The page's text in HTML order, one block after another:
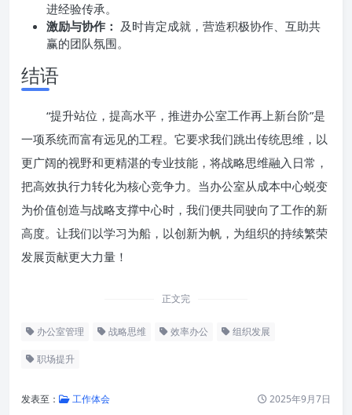
进经验传承。
激励与协作： 及时肯定成就，营造积极协作、互助共
赢的团队氛围。
结语
“提升站位，提高水平，推进办公室工作再上新台阶”是
一项系统而富有远见的工程。它要求我们跳出传统思维，以
更广阔的视野和更精湛的专业技能，将战略思维融入日常，
把高效执行力转化为核心竞争力。当办公室从成本中心蜕变
为价值创造与战略支撑中心时，我们便共同驶向了工作的新
高度。让我们以学习为船，以创新为帆，为组织的持续繁荣
发展贡献更大力量！
正文完
办公室管理 战略思维 效率办公 组织发展
职场提升
发表至： 工作体会 2025年9月7日